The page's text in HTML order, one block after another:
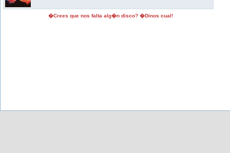
�Crees que nos falta alg�n disco? �Dinos cual!